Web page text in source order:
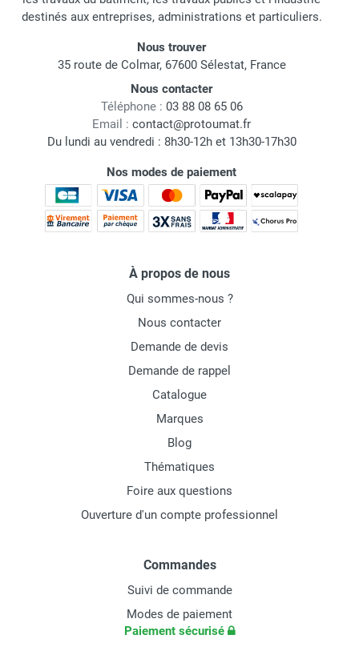
destinés aux entreprises, administrations et particuliers.
Nous trouver
35 route de Colmar, 67600 Sélestat, France
Nous contacter
Téléphone : 03 88 08 65 06
Email : contact@protoumat.fr
Du lundi au vendredi : 8h30-12h et 13h30-17h30
Nos modes de paiement
À propos de nous
Qui sommes-nous ?
Nous contacter
Demande de devis
Demande de rappel
Catalogue
Marques
Blog
Thématiques
Foire aux questions
Ouverture d'un compte professionnel
Commandes
Suivi de commande
Modes de paiement
Paiement sécurisé